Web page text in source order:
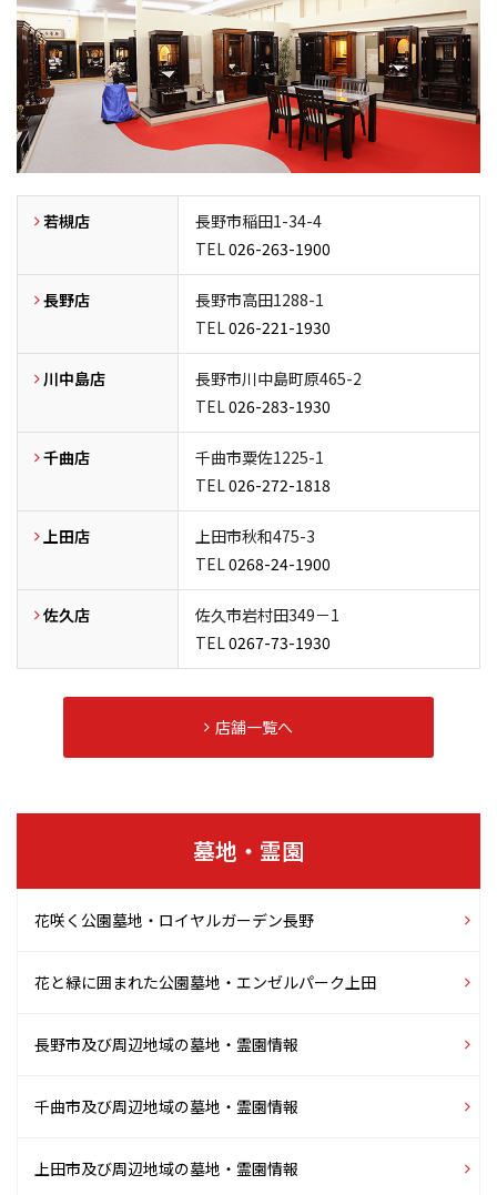
若槻店
長野市稲田1-34-4
TEL026-263-1900
長野店
長野市高田1288-1
TEL026-221-1930
川中島店
長野市川中島町原465-2
TEL026-283-1930
千曲店
千曲市粟佐1225-1
TEL026-272-1818
上田店
上田市秋和475-3
TEL0268-24-1900
佐久店
佐久市岩村田349－1
TEL0267-73-1930
店舗一覧へ
墓地・霊園
花咲く公園墓地 ・ロイヤルガーデン長野
花と緑に囲まれた公園墓地 ・エンゼルパーク上田
長野市及び周辺地域の墓地・霊園情報
千曲市及び周辺地域の墓地・霊園情報
上田市及び周辺地域の墓地・霊園情報